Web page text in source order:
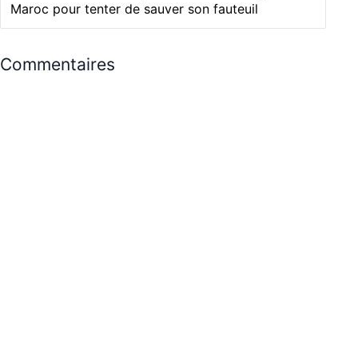
Maroc pour tenter de sauver son fauteuil
Commentaires